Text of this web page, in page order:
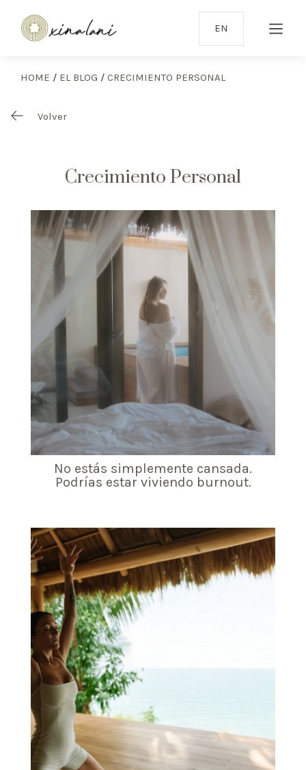
EN
HOME / EL BLOG / CRECIMIENTO PERSONAL
Volver
Crecimiento Personal
No estás simplemente cansada.
Podrías estar viviendo burnout.